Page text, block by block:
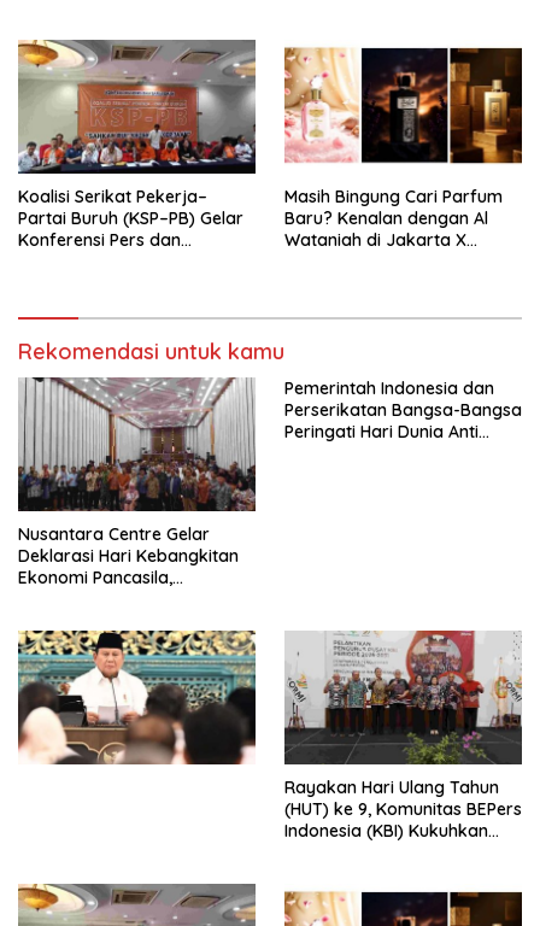
Tema: “Penguatan dan
Pengembangan Organisasi
KBI yang Berbasis Riset di
seluruh Indonesia dan
Mancanegara”.
Koalisi Serikat Pekerja–
Partai Buruh (KSP–PB) Gelar
Konferensi Pers dan
RUU Ketenagakerjaan Baru.
Masih Bingung Cari Parfum
Baru? Kenalan dengan Al
Wataniah di Jakarta X
Rekomendasi untuk kamu
Nusantara Centre Gelar
Deklarasi Hari Kebangkitan
Ekonomi Pancasila,
Penjajahan (Pergolakan
Ekonomi Politik Indonesia) &
Simposium Nasional “Urgensi
Undang-Undang
Perekonomian Nasional dan
Kesejahteraan Sosial dalam
Pemerintah Indonesia dan
Perserikatan Bangsa-Bangsa
Peringati Hari Dunia Anti
Rayakan Hari Ulang Tahun
(HUT) ke 9, Komunitas BEPers
Indonesia (KBI) Kukuhkan
Tema: “Penguatan dan
Pengembangan Organisasi